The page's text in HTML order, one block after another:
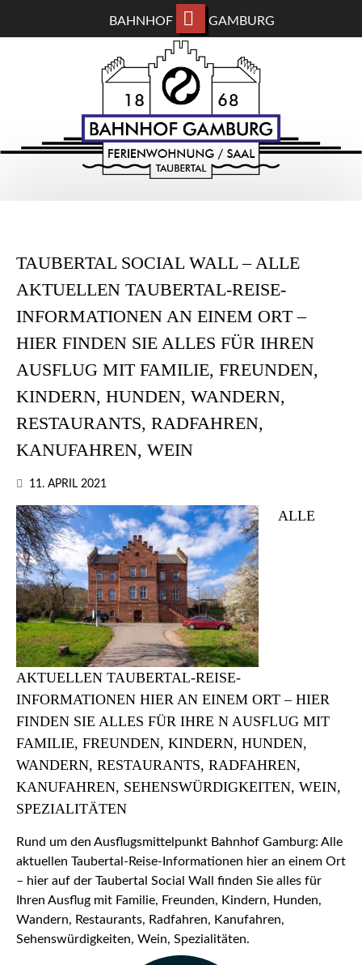
BAHNHOF GAMBURG
BAHNHOF GAMBURG
Ferienwohnung und Eventsaal im Taubertal
TAUBERTAL SOCIAL WALL – ALLE
AKTUELLEN TAUBERTAL-REISE-
INFORMATIONEN AN EINEM ORT –
HIER FINDEN SIE ALLES FÜR IHREN
AUSFLUG MIT FAMILIE, FREUNDEN,
KINDERN, HUNDEN, WANDERN,
RESTAURANTS, RADFAHREN,
KANUFAHREN, WEIN
11. APRIL 2021
ALLE
AKTUELLEN TAUBERTAL-REISE-
INFORMATIONEN HIER AN EINEM ORT – HIER
FINDEN SIE ALLES FÜR IHRE N AUSFLUG MIT
FAMILIE, FREUNDEN, KINDERN, HUNDEN,
WANDERN, RESTAURANTS, RADFAHREN,
KANUFAHREN, SEHENSWÜRDIGKEITEN, WEIN,
SPEZIALITÄTEN
Rund um den Ausflugsmittelpunkt Bahnhof Gamburg: Alle
aktuellen Taubertal-Reise-Informationen hier an einem Ort
– hier auf der Taubertal Social Wall finden Sie alles für
Ihren Ausflug mit Familie, Freunden, Kindern, Hunden,
Wandern, Restaurants, Radfahren, Kanufahren,
Sehenswürdigkeiten, Wein, Spezialitäten.